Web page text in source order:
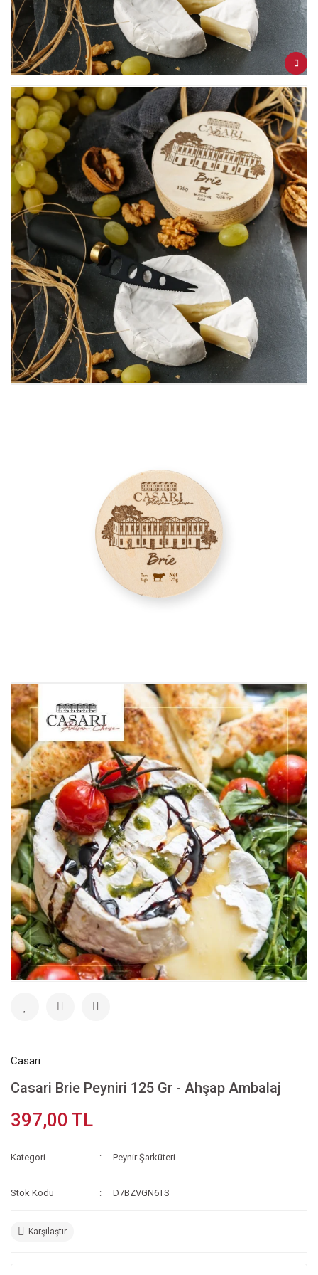
Casari
Casari Brie Peyniri 125 Gr - Ahşap Ambalaj
397,00 TL
Kategori Peynir Şarküteri
Stok Kodu D7BZVGN6TS
Karşılaştır